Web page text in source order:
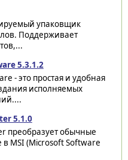
упаковщик
Поддерживает
5.3.1.2
- это простая и удобная
исполняемых
5.1.0
преобразует обычные
в MSI (Microsoft Software